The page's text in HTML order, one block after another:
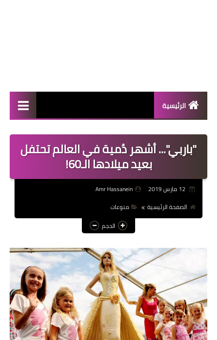
الرئيسية
منوعات
فعاليات
صحة
عالم المرأة
فن وثقافة
أخبار مصر
أخبار عربية
أخبار النجوم
أخبار العالم
"باربي"... أشهر دُمية في العالم تحتفل
بعيد ميلادها الـ60!
Amr Hassanein
الصفحة الرئيسية
منوعات
الحجم